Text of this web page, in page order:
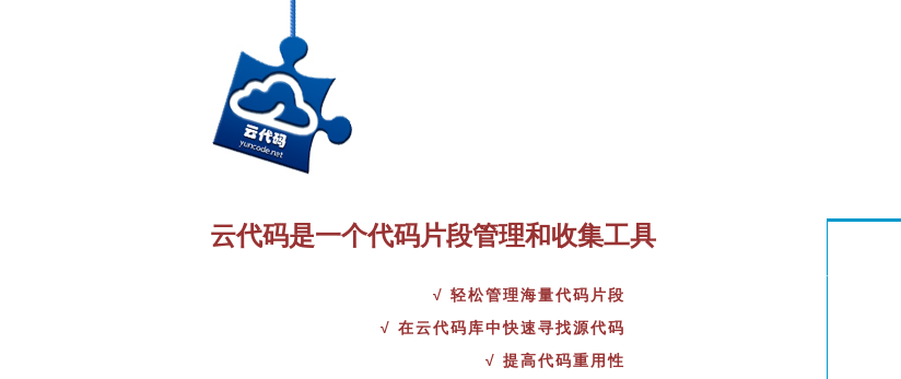
云代码是一个代码片段管理和收集工具
√ 轻松管理海量代码片段
√ 在云代码库中快速寻找源代码
√ 提高代码重用性